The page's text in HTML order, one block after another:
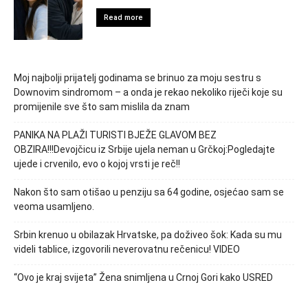
Read more
Moj najbolji prijatelj godinama se brinuo za moju sestru s
Downovim sindromom – a onda je rekao nekoliko riječi koje su
promijenile sve što sam mislila da znam
PANIKA NA PLAŽI TURISTI BJEŽE GLAVOM BEZ
OBZIRA!!!Devojčicu iz Srbije ujela neman u Grčkoj:Pogledajte
ujede i crvenilo, evo o kojoj vrsti je reč!!
Nakon što sam otišao u penziju sa 64 godine, osjećao sam se
veoma usamljeno.
Srbin krenuo u obilazak Hrvatske, pa doživeo šok: Kada su mu
videli tablice, izgovorili neverovatnu rečenicu! VIDEO
“Ovo je kraj svijeta” Žena snimljena u Crnoj Gori kako USRED